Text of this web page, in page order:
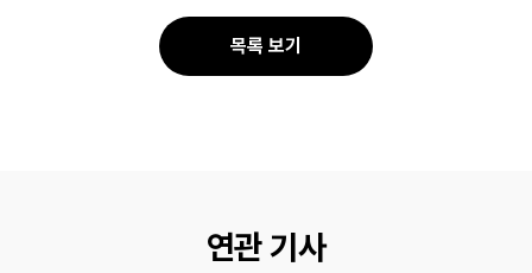
공
목록 보기
연관 기사